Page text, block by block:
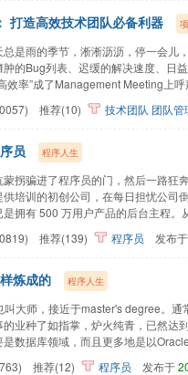
打造高效技术团队必备利器
总是雨的季节，淅淅沥沥，停一会儿
肿的Bug列表、迟缓的解决速度、
效率”成了Management Meeting上
推荐(10) 技术团队 团队管
员 程序人生
蒙拐骗进了程序员的门，然后一路狂
供培训的初创公司，在每日担忧公司
是拥有 500 万用户产品的后台主程
推荐(139) 程序员 发布于
炼成的 程序人生
叫大师，接近于master's degree。
的业种了如指掌，炉火纯青，已然达
数据库领域，而且更多地是以
推荐(12) 程序员 发布于